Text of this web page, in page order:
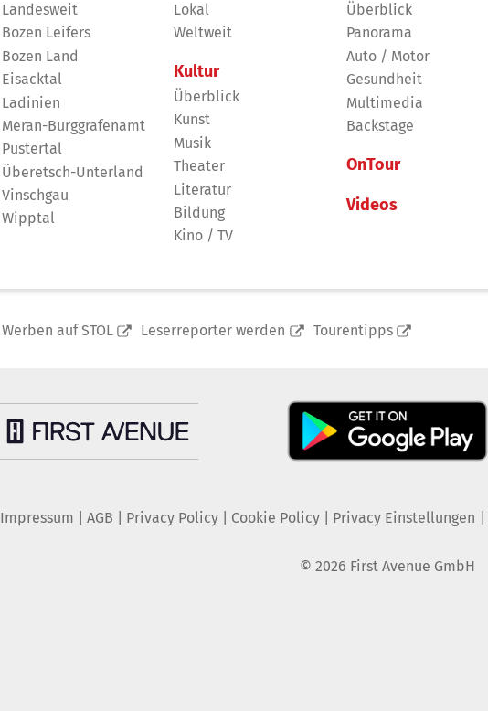
Landesweit
Bozen Leifers
Bozen Land
Eisacktal
Ladinien
Meran-Burggrafenamt
Pustertal
Überetsch-Unterland
Vinschgau
Wipptal
Lokal
Weltweit
Kultur
Überblick
Kunst
Musik
Theater
Literatur
Bildung
Kino / TV
Überblick
Panorama
Auto / Motor
Gesundheit
Multimedia
Backstage
OnTour
Videos
Werben auf STOL Leserreporter werden Tourentipps
Impressum AGB Privacy Policy| Cookie Policy| Privacy Einstellungen
© 2026 First Avenue GmbH